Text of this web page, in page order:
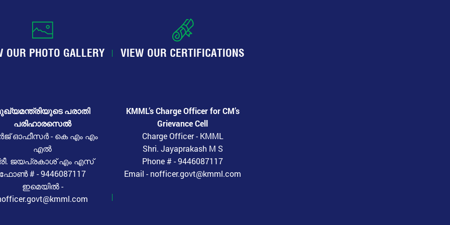
OUR PHOTO GALLERY VIEW OUR CERTIFICATIONS
പരാതി
പരിഹാരസെൽ
ഓഫീസർ - കെ എം എം
എൽ
ജയപ്രകാശ് എം എസ്
ഫോൺ # - 9446087117
ഇമെയിൽ -
KMML’s Charge Officer for CM’s
Grievance Cell
Charge Officer - KMML
Shri. Jayaprakash M S
Phone # - 9446087117
Email - nofficer.govt@kmml.com